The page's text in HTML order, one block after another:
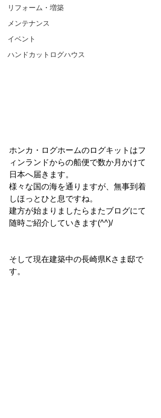
リフォーム・増築
メンテナンス
イベント
ハンドカットログハウス
ホンカ・ログホームのログキットはフ
ィンランドからの船便で数か月かけて
日本へ届きます。
様々な国の海を通りますが、無事到着
しほっとひと息ですね。
建方が始まりましたらまたブログにて
随時ご紹介していきます(^^)/
そして現在建築中の長崎県Kさま邸で
す。